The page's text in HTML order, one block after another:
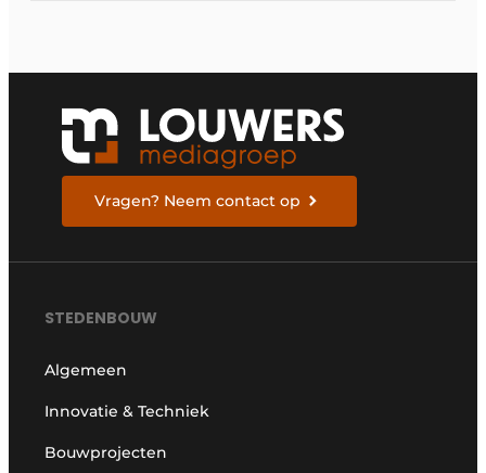
Vragen? Neem contact op
STEDENBOUW
Algemeen
Innovatie & Techniek
Bouwprojecten